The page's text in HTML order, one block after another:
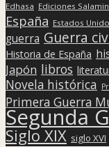
Edhasa Ediciones
España Estados
guerra Guerra
Historia de España
Japón libros
Novela histórica
Primera Guerra
Segunda
Siglo XIX siglo XVI